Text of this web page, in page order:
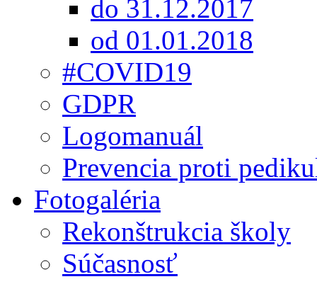
do 31.12.2017
od 01.01.2018
#COVID19
GDPR
Logomanuál
Prevencia proti
Fotogaléria
Rekonštrukcia školy
Súčasnosť